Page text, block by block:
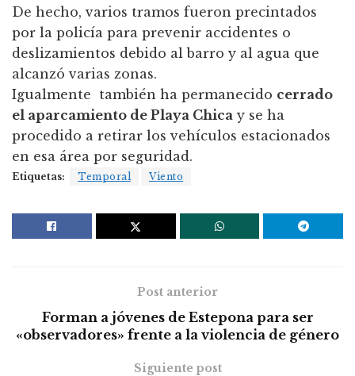
De hecho, varios tramos fueron precintados
por la policía para prevenir accidentes o
deslizamientos debido al barro y al agua que
alcanzó varias zonas.
Igualmente también ha permanecido cerrado
el aparcamiento de Playa Chica y se ha
procedido a retirar los vehículos estacionados
en esa área por seguridad.
Etiquetas: Temporal Viento
Post anterior
Forman a jóvenes de Estepona para ser
«observadores» frente a la violencia de género
Siguiente post